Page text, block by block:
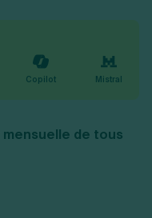
Copilot Mistral
de tous